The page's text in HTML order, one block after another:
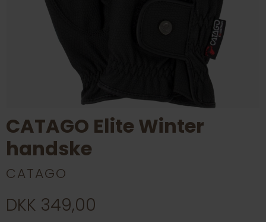
CATAGO Elite Winter
handske
CATAGO
DKK 349,00